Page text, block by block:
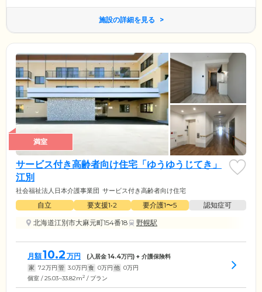
施設の詳細を見る
満室
サービス付き高齢者向け住宅「ゆうゆうじてき」
江別
社会福祉法人日本介護事業団 サービス付き高齢者向け住宅
自立 要支援1•2 要介護1〜5
認知症可
北海道江別市大麻元町154番18
野幌駅
月額10.2 万円 (入居金14.4万円) + 介護保険料
家 7.2万円 管 3.0万円 食 0万円 他 0万円
個室 / 25.03~33.82m2 / プラン